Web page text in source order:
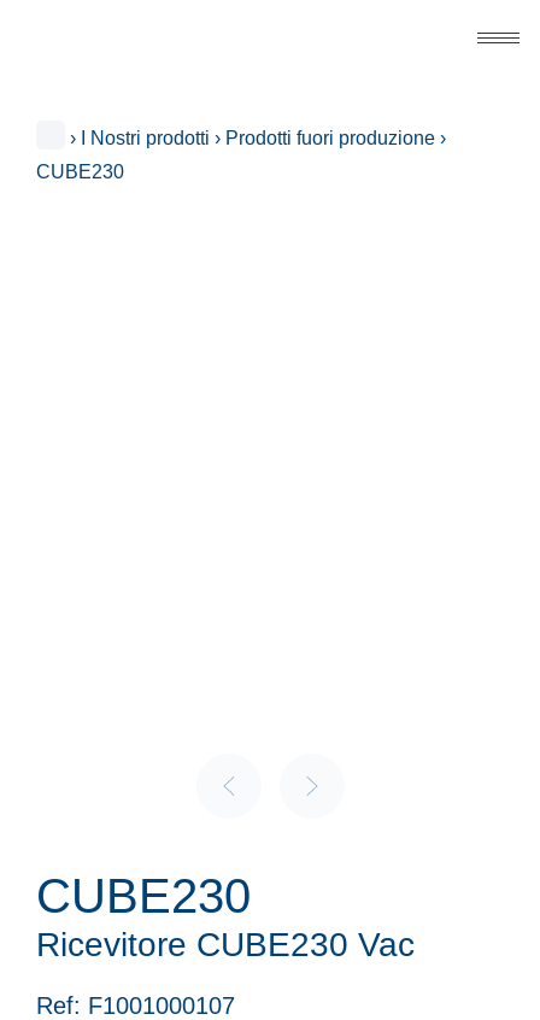
› I Nostri prodotti › Prodotti fuori produzione ›
CUBE230
CUBE230
Ricevitore CUBE230 Vac
Ref: F1001000107